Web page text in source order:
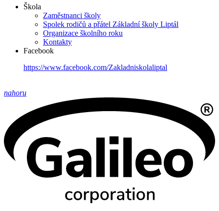
Škola
Zaměstnanci školy
Spolek rodičů a přátel Základní školy Liptál
Organizace školního roku
Kontakty
Facebook
https://www.facebook.com/Zakladniskolaliptal
nahoru